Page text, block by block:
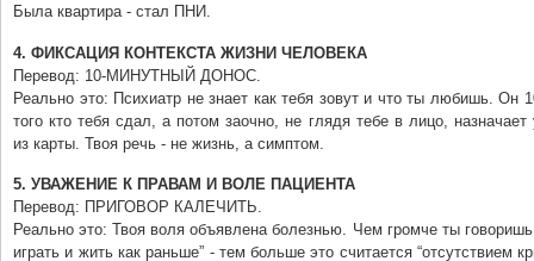
Была квартира - стал ПНИ.
4. ФИКСАЦИЯ КОНТЕКСТА ЖИЗНИ ЧЕЛОВЕКА
Перевод: 10-МИНУТНЫЙ ДОНОС.
Реально это: Психиатр не знает как тебя зовут и что ты любишь. Он
того кто тебя сдал, а потом заочно, не глядя тебе в лицо,
из карты. Твоя речь - не жизнь, а симптом.
5. УВАЖЕНИЕ К ПРАВАМ И ВОЛЕ ПАЦИЕНТА
Перевод: ПРИГОВОР КАЛЕЧИТЬ.
Реально это: Твоя воля объявлена болезнью. Чем громче ты говоришь
играть и жить как раньше” - тем больше это считается “отсутствием